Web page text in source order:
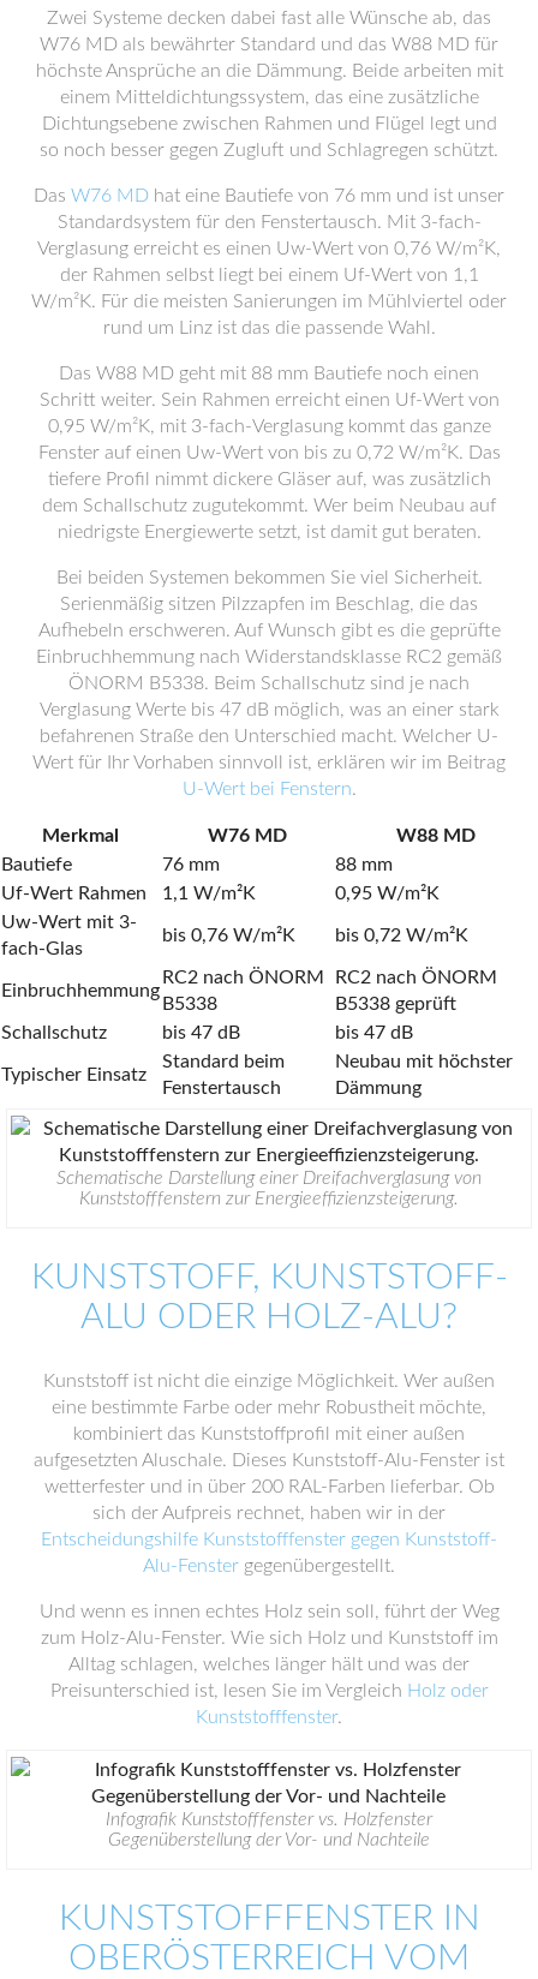
Zwei Systeme decken dabei fast alle Wünsche ab, das
W76 MD als bewährter Standard und das W88 MD für
höchste Ansprüche an die Dämmung. Beide arbeiten mit
einem Mitteldichtungssystem, das eine zusätzliche
Dichtungsebene zwischen Rahmen und Flügel legt und
so noch besser gegen Zugluft und Schlagregen schützt.
Das W76 MD hat eine Bautiefe von 76 mm und ist unser
Standardsystem für den Fenstertausch. Mit 3-fach-
Verglasung erreicht es einen Uw-Wert von 0,76 W/m²K,
der Rahmen selbst liegt bei einem Uf-Wert von 1,1
W/m²K. Für die meisten Sanierungen im Mühlviertel oder
rund um Linz ist das die passende Wahl.
Das W88 MD geht mit 88 mm Bautiefe noch einen
Schritt weiter. Sein Rahmen erreicht einen Uf-Wert von
0,95 W/m²K, mit 3-fach-Verglasung kommt das ganze
Fenster auf einen Uw-Wert von bis zu 0,72 W/m²K. Das
tiefere Profil nimmt dickere Gläser auf, was zusätzlich
dem Schallschutz zugutekommt. Wer beim Neubau auf
niedrigste Energiewerte setzt, ist damit gut beraten.
Bei beiden Systemen bekommen Sie viel Sicherheit.
Serienmäßig sitzen Pilzzapfen im Beschlag, die das
Aufhebeln erschweren. Auf Wunsch gibt es die geprüfte
Einbruchhemmung nach Widerstandsklasse RC2 gemäß
ÖNORM B5338. Beim Schallschutz sind je nach
Verglasung Werte bis 47 dB möglich, was an einer stark
befahrenen Straße den Unterschied macht. Welcher U-
Wert für Ihr Vorhaben sinnvoll ist, erklären wir im Beitrag
U-Wert bei Fenstern.
Merkmal W76 MD
W88 MD
Bautiefe
76 mm
88 mm
Uf-Wert Rahmen
1,1 W/m²K
0,95 W/m²K
Uw-Wert mit 3-
fach-Glas
bis 0,76 W/m²K bis 0,72 W/m²K
Einbruchhemmung
RC2 nach ÖNORM
B5338
RC2 nach ÖNORM
B5338 geprüft
Schallschutz
bis 47 dB bis 47 dB
Typischer Einsatz
Standard beim
Fenstertausch
Neubau mit höchster
Dämmung
Schematische Darstellung einer Dreifachverglasung von
Kunststofffenstern zur Energieeffizienzsteigerung.
KUNSTSTOFF, KUNSTSTOFF-
ALU ODER HOLZ-ALU?
Kunststoff ist nicht die einzige Möglichkeit. Wer außen
eine bestimmte Farbe oder mehr Robustheit möchte,
kombiniert das Kunststoffprofil mit einer außen
aufgesetzten Aluschale. Dieses Kunststoff-Alu-Fenster ist
wetterfester und in über 200 RAL-Farben lieferbar. Ob
sich der Aufpreis rechnet, haben wir in der
Entscheidungshilfe Kunststofffenster gegen Kunststoff-
Alu-Fenster gegenübergestellt.
Und wenn es innen echtes Holz sein soll, führt der Weg
zum Holz-Alu-Fenster. Wie sich Holz und Kunststoff im
Alltag schlagen, welches länger hält und was der
Preisunterschied ist, lesen Sie im Vergleich Holz oder
Kunststofffenster.
Infografik Kunststofffenster vs. Holzfenster
Gegenüberstellung der Vor- und Nachteile
KUNSTSTOFFFENSTER IN
OBERÖSTERREICH VOM